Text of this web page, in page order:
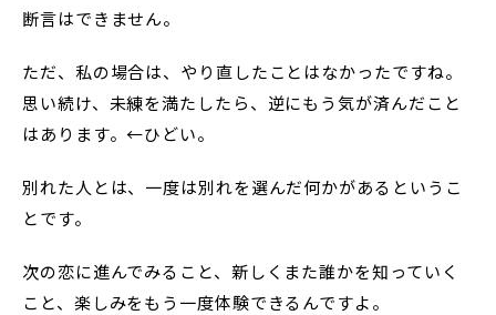
断言はできません。
ただ、私の場合は、やり直したことはなかったですね。
思い続け、未練を満たしたら、逆にもう気が済んだこと
はあります。←ひどい。
別れた人とは、一度は別れを選んだ何かがあるというこ
とです。
次の恋に進んでみること、新しくまた誰かを知っていく
こと、楽しみをもう一度体験できるんですよ。